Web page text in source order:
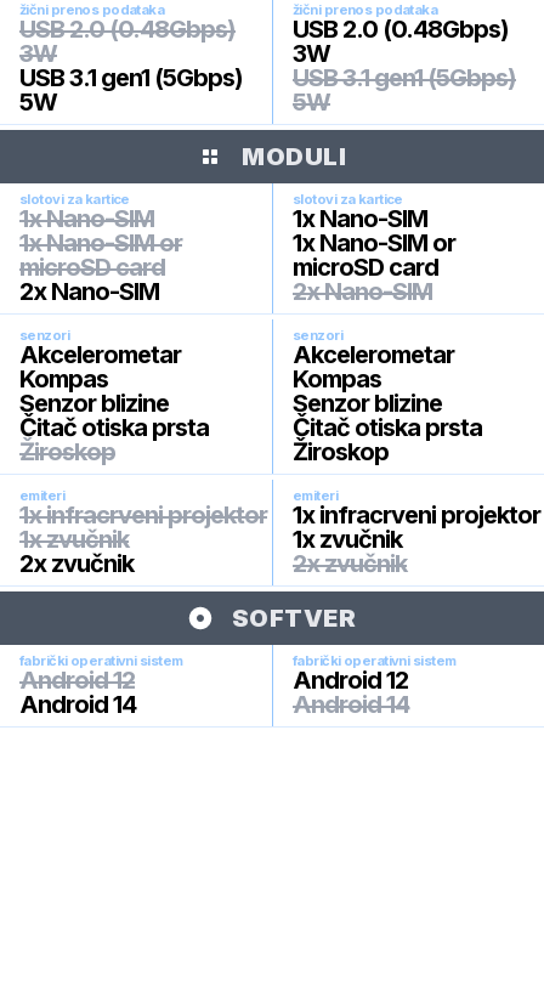
žični prenos podataka
USB 2.0 (0.48Gbps)
3W
USB 3.1 gen1 (5Gbps)
5W
žični prenos podataka
USB 2.0 (0.48Gbps)
3W
USB 3.1 gen1 (5Gbps)
5W
MODULI
slotovi za kartice
1x Nano-SIM
1x Nano-SIM or
microSD card
2x Nano-SIM
slotovi za kartice
1x Nano-SIM
1x Nano-SIM or
microSD card
2x Nano-SIM
senzori
Akcelerometar
Kompas
Senzor blizine
Čitač otiska prsta
Žiroskop
senzori
Akcelerometar
Kompas
Senzor blizine
Čitač otiska prsta
Žiroskop
emiteri
1x infracrveni projektor
1x zvučnik
2x zvučnik
emiteri
1x infracrveni projektor
1x zvučnik
2x zvučnik
SOFTVER
fabrički operativni sistem
Android 12
Android 14
fabrički operativni sistem
Android 12
Android 14